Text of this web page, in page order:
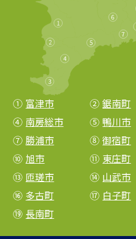
① 富津市 ② 鋸南町
④ 南房総市 ⑤ 鴨川市
⑦ 勝浦市 ⑧ 御宿町
⑩ 旭市 ⑪ 東庄町
⑬ 匝瑳市 ⑭ 山武市
⑯ 多古町 ⑰ 白子町
⑲ 長南町